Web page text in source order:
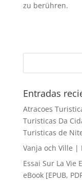
zu berühren.
Entradas
Atracoes
Turisticas Da
Turisticas de
Vanja och Ville |
Essai Sur La Vie
eBook [EPUB,